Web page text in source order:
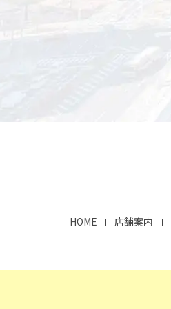
HOME 店舗案内